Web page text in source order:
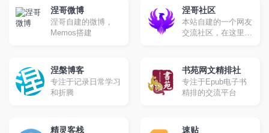
Open Assistant模型
开发，并且是一个免
费、开源且实验性的
项目。
涅哥微博
涅哥自建的微博，
Memos搭建
涅哥社区
本站自建的一个网友
交流社区，在这里你
涅槃博客
专注于记录日常学习
和折腾
书苑网文精排社
专注于Epub电子书
精排的交流平台
精灵客栈 速贴